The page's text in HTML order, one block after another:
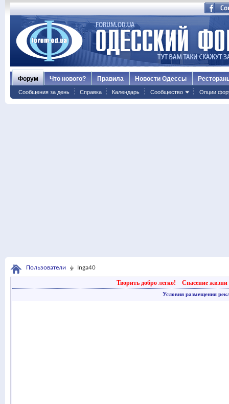
Форум
Сообщения за день Справка Календарь Сообщество Опции
Что нового? Правила Новости Одессы
Пользователи Inga40
Творить добро легко! Спасение жизни
Условия размещения